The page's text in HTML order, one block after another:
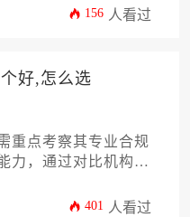
价格为选择标准。
156 人看过
好,怎么选
重点考察其专业合规
力，通过对比机构资
。
401 人看过